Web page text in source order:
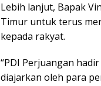
Lebih lanjut, Bapak
Timur untuk terus
kepada rakyat.
“PDI Perjuangan
diajarkan oleh para